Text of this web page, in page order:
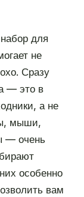
для
не
Сразу
— это в
а не
мыши,
— очень
особенно
вам